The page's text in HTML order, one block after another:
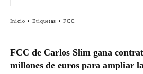
FCC de Carlos Slim gana
millones de euros para ampliar
Inicio Etiquetas FCC